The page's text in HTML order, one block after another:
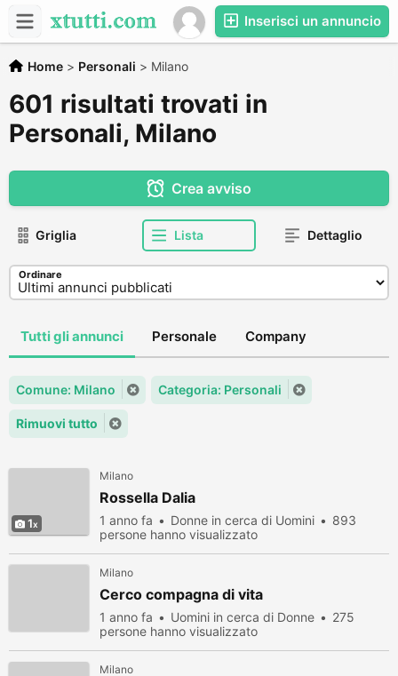
Inserisci un annuncio
Home > Personali > Milano
601 risultati trovati in
Personali, Milano
Crea avviso
Griglia Lista Dettaglio
Ordinare
Tutti gli annunci Personale Company
Comune: Milano Categoria: Personali
Rimuovi tutto
1
Milano
Rossella Dalia
1 anno fa Donne in cerca di Uomini
893
persone hanno visualizzato
Milano
Cerco compagna di vita
1 anno fa Uomini in cerca di Donne
275
persone hanno visualizzato
Milano